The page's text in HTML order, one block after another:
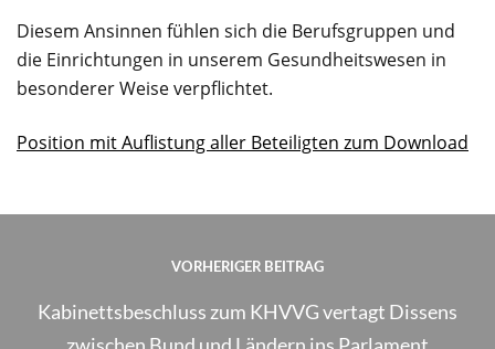
Diesem Ansinnen fühlen sich die Berufsgruppen und
die Einrichtungen in unserem Gesundheitswesen in
besonderer Weise verpflichtet.
Position mit Auflistung aller Beteiligten zum Download
VORHERIGER BEITRAG
Kabinettsbeschluss zum KHVVG vertagt Dissens